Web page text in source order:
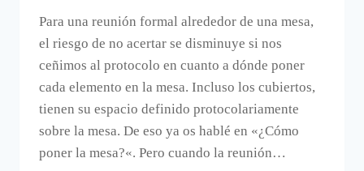
Para una reunión formal alrededor de una mesa,
el riesgo de no acertar se disminuye si nos
ceñimos al protocolo en cuanto a dónde poner
cada elemento en la mesa. Incluso los cubiertos,
tienen su espacio definido protocolariamente
sobre la mesa. De eso ya os hablé en «¿Cómo
poner la mesa?«. Pero cuando la reunión…